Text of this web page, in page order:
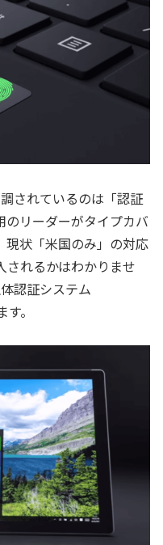
されているのは「認証
のリーダーがタイプカバ
現状「米国のみ」の対応
されるかはわかりませ
認証システム
。